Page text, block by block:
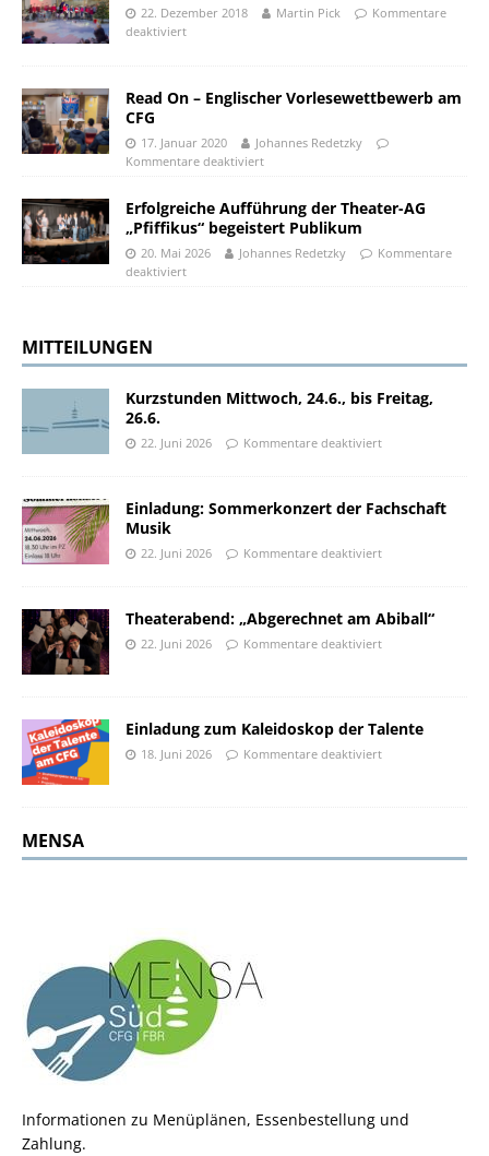
22. Dezember 2018 Martin Pick
Kommentare
deaktiviert
Read On – Englischer Vorlesewettbewerb am
CFG
17. Januar 2020
Johannes Redetzky
Kommentare deaktiviert
Erfolgreiche Aufführung der Theater-AG
„Pfiffikus“ begeistert Publikum
20. Mai 2026 Johannes Redetzky
Kommentare
deaktiviert
MITTEILUNGEN
Kurzstunden Mittwoch, 24.6., bis Freitag,
26.6.
22. Juni 2026 Kommentare deaktiviert
Einladung: Sommerkonzert der Fachschaft
Musik
22. Juni 2026 Kommentare deaktiviert
Theaterabend: „Abgerechnet am Abiball“
22. Juni 2026 Kommentare deaktiviert
Einladung zum Kaleidoskop der Talente
18. Juni 2026 Kommentare deaktiviert
MENSA
Informationen zu Menüplänen, Essenbestellung und
Zahlung.